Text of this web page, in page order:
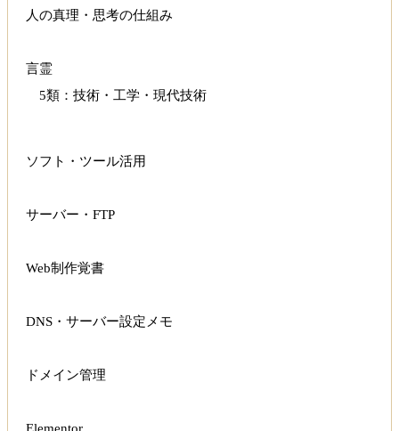
人の真理・思考の仕組み
言霊
5類：技術・工学・現代技術
ソフト・ツール活用
サーバー・FTP
Web制作覚書
DNS・サーバー設定メモ
ドメイン管理